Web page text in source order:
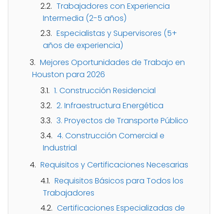
Trabajadores con Experiencia
Intermedia (2-5 años)
Especialistas y Supervisores (5+
años de experiencia)
Mejores Oportunidades de Trabajo en
Houston para 2026
1. Construcción Residencial
2. Infraestructura Energética
3. Proyectos de Transporte Público
4. Construcción Comercial e
Industrial
Requisitos y Certificaciones Necesarias
Requisitos Básicos para Todos los
Trabajadores
Certificaciones Especializadas de